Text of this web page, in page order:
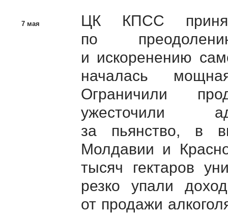
7 мая
ЦК КПСС
по
и искоренению
началась
Ограничили
ужесточили
за пьянство, в
Молдавии и
тысяч гектаров
резко упали
от продажи